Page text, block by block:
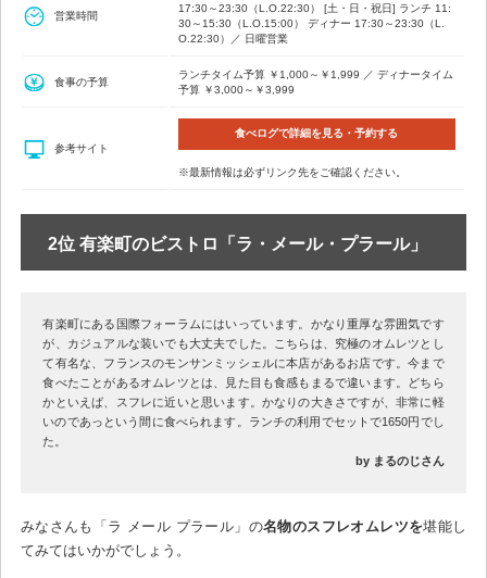
営業時間
17:30～23:30（L.O.22:30） [土・日・祝日] ランチ 11:
30～15:30（L.O.15:00） ディナー 17:30～23:30（L.
O.22:30）／ 日曜営業
食事の予算
ランチタイム予算 ￥1,000～￥1,999 ／ ディナータイム
予算 ￥3,000～￥3,999
参考サイト
食べログで詳細を見る・予約する
※最新情報は必ずリンク先をご確認ください。
2位 有楽町のビストロ「ラ・メール・プラール」
有楽町にある国際フォーラムにはいっています。かなり重厚な雰囲気です
が、カジュアルな装いでも大丈夫でした。こちらは、究極のオムレツとし
て有名な、フランスのモンサンミッシェルに本店があるお店です。今まで
食べたことがあるオムレツとは、見た目も食感もまるで違います。どちら
かといえば、スフレに近いと思います。かなりの大きさですが、非常に軽
いのであっという間に食べられます。ランチの利用でセットで1650円でし
た。
by まるのじさん
みなさんも「ラ メール プラール」の名物のスフレオムレツを堪能し
てみてはいかがでしょう。